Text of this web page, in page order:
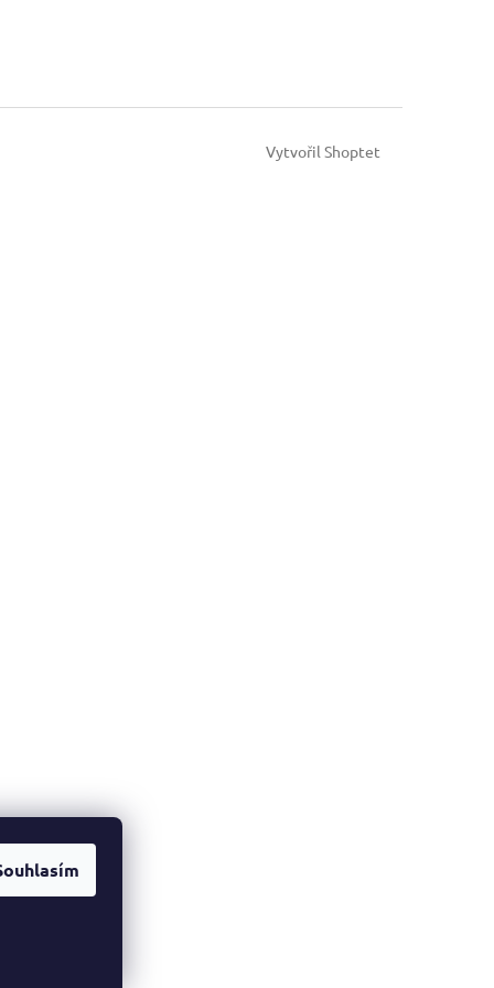
Vytvořil Shoptet